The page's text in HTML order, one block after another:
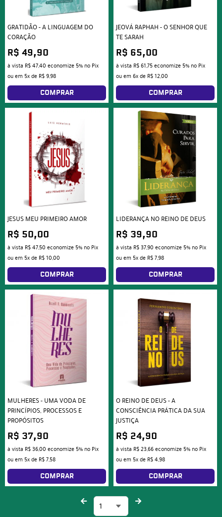
GRATIDÃO - A LINGUAGEM DO
CORAÇÃO
R$ 49,90
à vista R$ 47,40 economize 5% no Pix
ou em 5xde R$ 9,98
COMPRAR
JEOVÁ RAPHAH - O SENHOR QUE
TE SARAH
R$ 65,00
à vista R$ 61,75economize 5% no Pix
ou em 6xde R$ 12,00
COMPRAR
JESUS MEU PRIMEIRO AMOR
R$ 50,00
à vista R$ 47,50 economize 5% no Pix
ou em 5xde R$ 10,00
COMPRAR
LIDERANÇA NO REINO DE DEUS
R$ 39,90
à vista R$ 37,90 economize 5% no Pix
ou em 5xde R$ 7,98
COMPRAR
MULHERES - UMA VODA DE
PRINCÍPIOS, PROCESSOS E
PROPÓSITOS
R$ 37,90
à vista R$ 36,00 economize 5% no Pix
ou em 5xde R$ 7,58
COMPRAR
O REINO DE DEUS - A
CONSCIÊNCIA PRÁTICA DA SUA
JUSTIÇA
R$ 24,90
à vista R$ 23,66economize 5% no Pix
ou em 5xde R$ 4,98
COMPRAR